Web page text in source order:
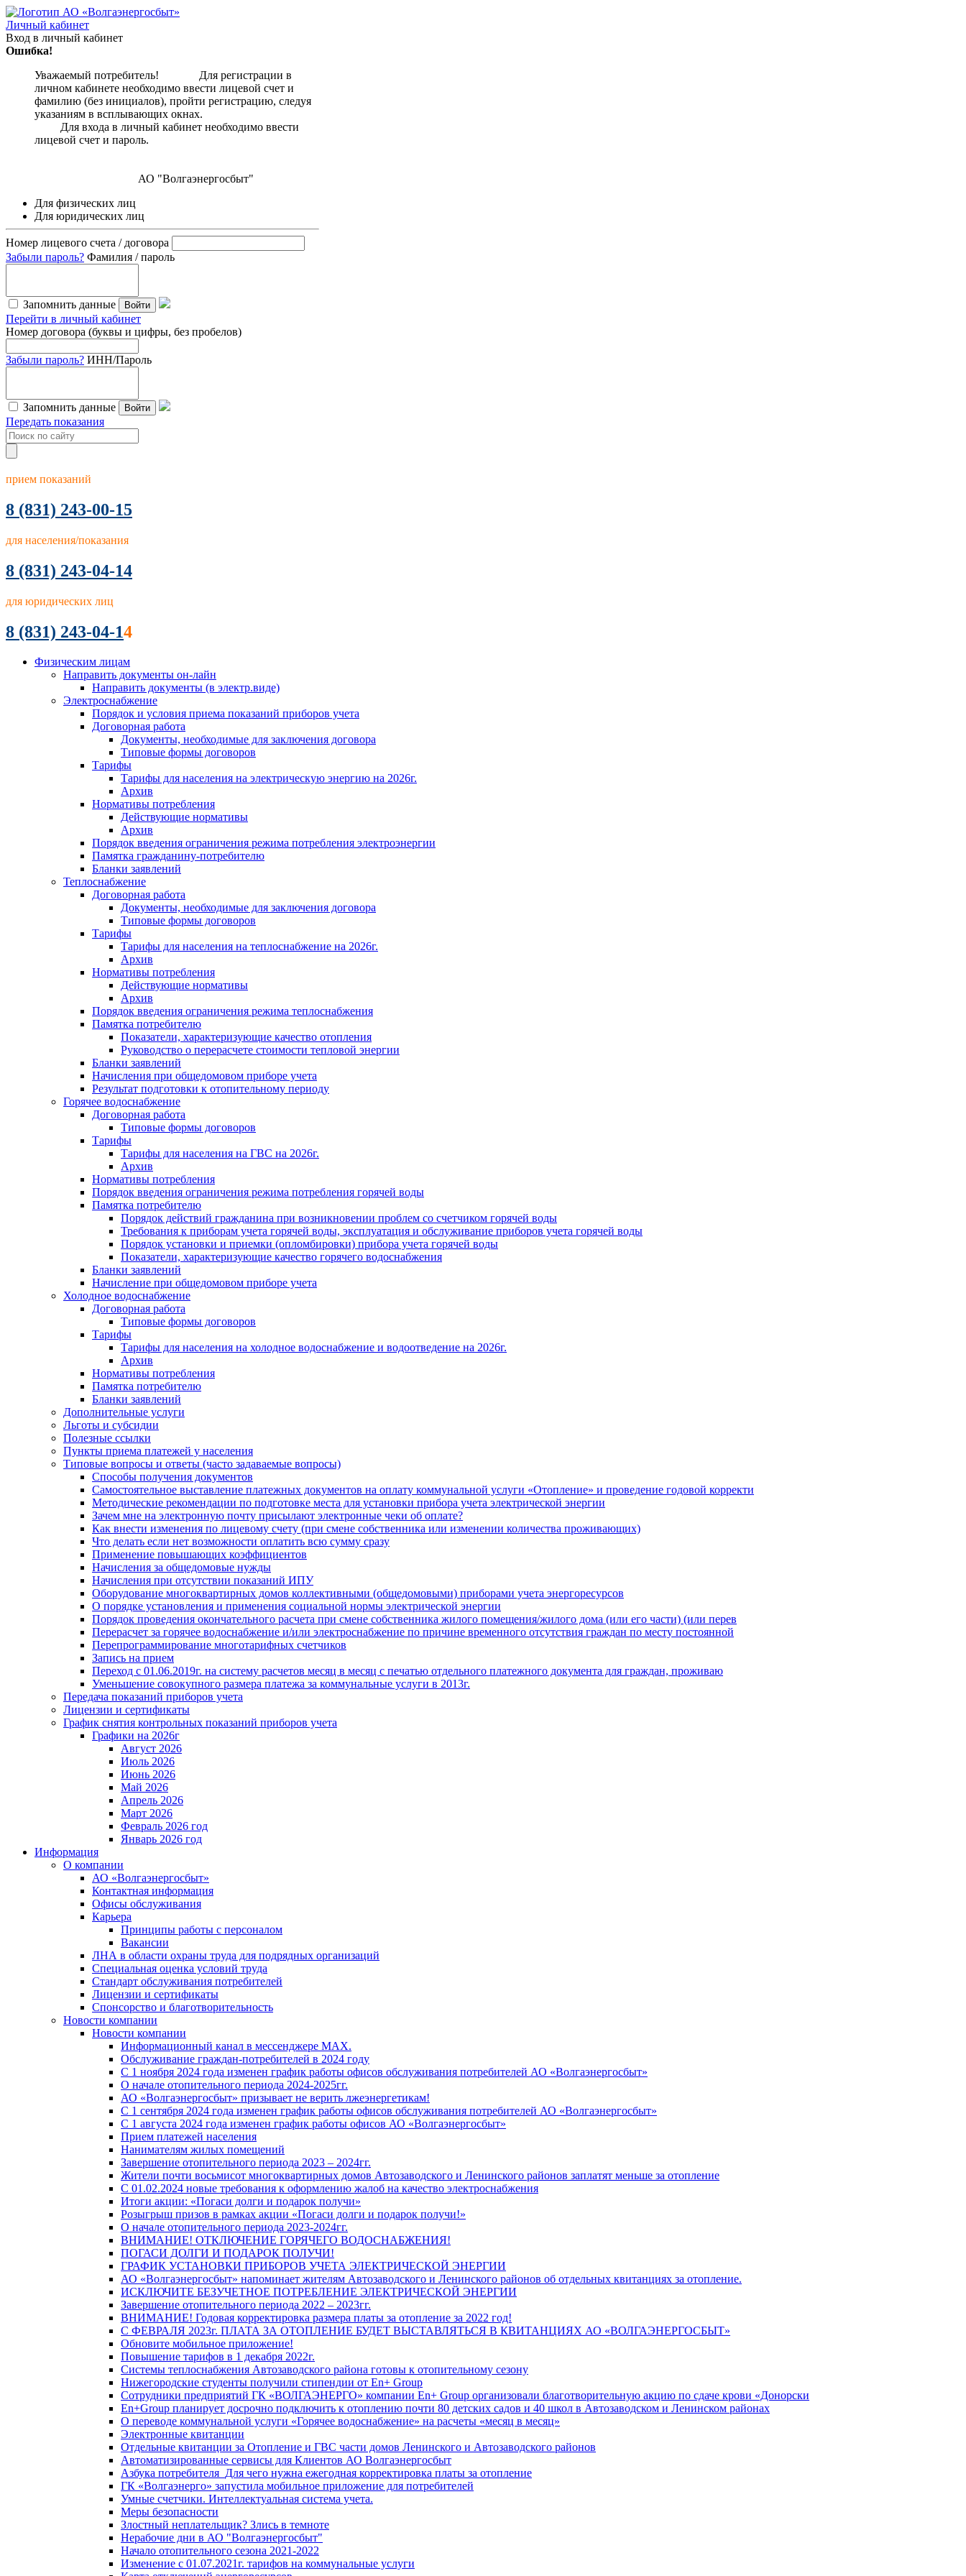
Личный кабинет
Вход в личный кабинет
Ошибка!
Уважаемый потребитель! Для регистрации в
личном кабинете необходимо ввести лицевой счет и
фамилию (без инициалов), пройти регистрацию, следуя
указаниям в всплывающих окнах.
Для входа в личный кабинет необходимо ввести
лицевой счет и пароль.
АО "Волгаэнергосбыт"
Для физических лиц
Для юридических лиц
Номер лицевого счета / договора
Забыли пароль? Фамилия / пароль
Запомнить данные Войти
Перейти в личный кабинет
Номер договора (буквы и цифры, без пробелов)
Забыли пароль? ИНН/Пароль
Запомнить данные Войти
Передать показания
прием показаний
8 (831) 243-00-15
для населения/показания
8 (831) 243-04-14
для юридических лиц
8 (831) 243-04-14
Физическим лицам
Направить документы он-лайн
Направить документы (в электр.виде)
Электроснабжение
Порядок и условия приема показаний приборов учета
Договорная работа
Документы, необходимые для заключения договора
Типовые формы договоров
Тарифы
Тарифы для населения на электрическую энергию на 2026г.
Архив
Нормативы потребления
Действующие нормативы
Архив
Порядок введения ограничения режима потребления электроэнергии
Памятка гражданину-потребителю
Бланки заявлений
Теплоснабжение
Договорная работа
Документы, необходимые для заключения договора
Типовые формы договоров
Тарифы
Тарифы для населения на теплоснабжение на 2026г.
Архив
Нормативы потребления
Действующие нормативы
Архив
Порядок введения ограничения режима теплоснабжения
Памятка потребителю
Показатели, характеризующие качество отопления
Руководство о перерасчете стоимости тепловой энергии
Бланки заявлений
Начисления при общедомовом приборе учета
Результат подготовки к отопительному периоду
Горячее водоснабжение
Договорная работа
Типовые формы договоров
Тарифы
Тарифы для населения на ГВС на 2026г.
Архив
Нормативы потребления
Порядок введения ограничения режима потребления горячей воды
Памятка потребителю
Порядок действий гражданина при возникновении проблем со счетчиком горячей воды
Требования к приборам учета горячей воды, эксплуатация и обслуживание приборов учета горячей воды
Порядок установки и приемки (опломбировки) прибора учета горячей воды
Показатели, характеризующие качество горячего водоснабжения
Бланки заявлений
Начисление при общедомовом приборе учета
Холодное водоснабжение
Договорная работа
Типовые формы договоров
Тарифы
Тарифы для населения на холодное водоснабжение и водоотведение на 2026г.
Архив
Нормативы потребления
Памятка потребителю
Бланки заявлений
Дополнительные услуги
Льготы и субсидии
Полезные ссылки
Пункты приема платежей у населения
Типовые вопросы и ответы (часто задаваемые вопросы)
Способы получения документов
Самостоятельное выставление платежных документов на оплату коммунальной услуги «Отопление» и проведение годовой корректи
Методические рекомендации по подготовке места для установки прибора учета электрической энергии
Зачем мне на электронную почту присылают электронные чеки об оплате?
Как внести изменения по лицевому счету (при смене собственника или изменении количества проживающих)
Что делать если нет возможности оплатить всю сумму сразу
Применение повышающих коэффициентов
Начисления за общедомовые нужды
Начисления при отсутствии показаний ИПУ
Оборудование многоквартирных домов коллективными (общедомовыми) приборами учета энергоресурсов
О порядке установления и применения социальной нормы электрической энергии
Порядок проведения окончательного расчета при смене собственника жилого помещения/жилого дома (или его части) (или перев
Перерасчет за горячее водоснабжение и/или электроснабжение по причине временного отсутствия граждан по месту постоянной
Перепрограммирование многотарифных счетчиков
Запись на прием
Переход с 01.06.2019г. на систему расчетов месяц в месяц с печатью отдельного платежного документа для граждан, проживаю
Уменьшение совокупного размера платежа за коммунальные услуги в 2013г.
Передача показаний приборов учета
Лицензии и сертификаты
График снятия контрольных показаний приборов учета
Графики на 2026г
Август 2026
Июль 2026
Июнь 2026
Май 2026
Апрель 2026
Март 2026
Февраль 2026 год
Январь 2026 год
Информация
О компании
АО «Волгаэнергосбыт»
Контактная информация
Офисы обслуживания
Карьера
Принципы работы с персоналом
Вакансии
ЛНА в области охраны труда для подрядных организаций
Специальная оценка условий труда
Стандарт обслуживания потребителей
Лицензии и сертификаты
Спонсорство и благотворительность
Новости компании
Новости компании
Информационный канал в мессенджере MAX.
Обслуживание граждан-потребителей в 2024 году
С 1 ноября 2024 года изменен график работы офисов обслуживания потребителей АО «Волгаэнергосбыт»
О начале отопительного периода 2024-2025гг.
АО «Волгаэнергосбыт» призывает не верить лжеэнергетикам!
С 1 сентября 2024 года изменен график работы офисов обслуживания потребителей АО «Волгаэнергосбыт»
С 1 августа 2024 года изменен график работы офисов АО «Волгаэнергосбыт»
Прием платежей населения
Нанимателям жилых помещений
Завершение отопительного периода 2023 – 2024гг.
Жители почти восьмисот многоквартирных домов Автозаводского и Ленинского районов заплатят меньше за отопление
С 01.02.2024 новые требования к оформлению жалоб на качество электроснабжения
Итоги акции: «Погаси долги и подарок получи»
Розыгрыш призов в рамках акции «Погаси долги и подарок получи!»
О начале отопительного периода 2023-2024гг.
ВНИМАНИЕ! ОТКЛЮЧЕНИЕ ГОРЯЧЕГО ВОДОСНАБЖЕНИЯ!
ПОГАСИ ДОЛГИ И ПОДАРОК ПОЛУЧИ!
ГРАФИК УСТАНОВКИ ПРИБОРОВ УЧЕТА ЭЛЕКТРИЧЕСКОЙ ЭНЕРГИИ
АО «Волгаэнергосбыт» напоминает жителям Автозаводского и Ленинского районов об отдельных квитанциях за отопление.
ИСКЛЮЧИТЕ БЕЗУЧЕТНОЕ ПОТРЕБЛЕНИЕ ЭЛЕКТРИЧЕСКОЙ ЭНЕРГИИ
Завершение отопительного периода 2022 – 2023гг.
ВНИМАНИЕ! Годовая корректировка размера платы за отопление за 2022 год!
С ФЕВРАЛЯ 2023г. ПЛАТА ЗА ОТОПЛЕНИЕ БУДЕТ ВЫСТАВЛЯТЬСЯ В КВИТАНЦИЯХ АО «ВОЛГАЭНЕРГОСБЫТ»
Обновите мобильное приложение!
Повышение тарифов в 1 декабря 2022г.
Системы теплоснабжения Автозаводского района готовы к отопительному сезону
Нижегородские студенты получили стипендии от En+ Group
Сотрудники предприятий ГК «ВОЛГАЭНЕРГО» компании En+ Group организовали благотворительную акцию по сдаче крови «Донорски
En+Group планирует досрочно подключить к отоплению почти 80 детских садов и 40 школ в Автозаводском и Ленинском районах
О переводе коммунальной услуги «Горячее водоснабжение» на расчеты «месяц в месяц»
Электронные квитанции
Отдельные квитанции за Отопление и ГВС части домов Ленинского и Автозаводского районов
Автоматизированные сервисы для Клиентов АО Волгаэнергосбыт
Азбука потребителя_Для чего нужна ежегодная корректировка платы за отопление
ГК «Волгаэнерго» запустила мобильное приложение для потребителей
Умные счетчики. Интеллектуальная система учета.
Меры безопасности
Злостный неплательщик? Злись в темноте
Нерабочие дни в АО "Волгаэнергосбыт"
Начало отопительного сезона 2021-2022
Изменение с 01.07.2021г. тарифов на коммунальные услуги